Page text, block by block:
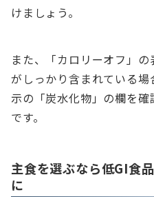
けましょう。
また、「カロリーオフ」
がしっかり含まれている
示の「炭水化物」の欄を
です。
主食を選ぶなら低GI食
に